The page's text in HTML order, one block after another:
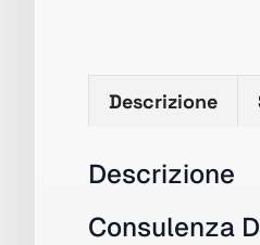
Descrizione
Descrizione
Consulenza